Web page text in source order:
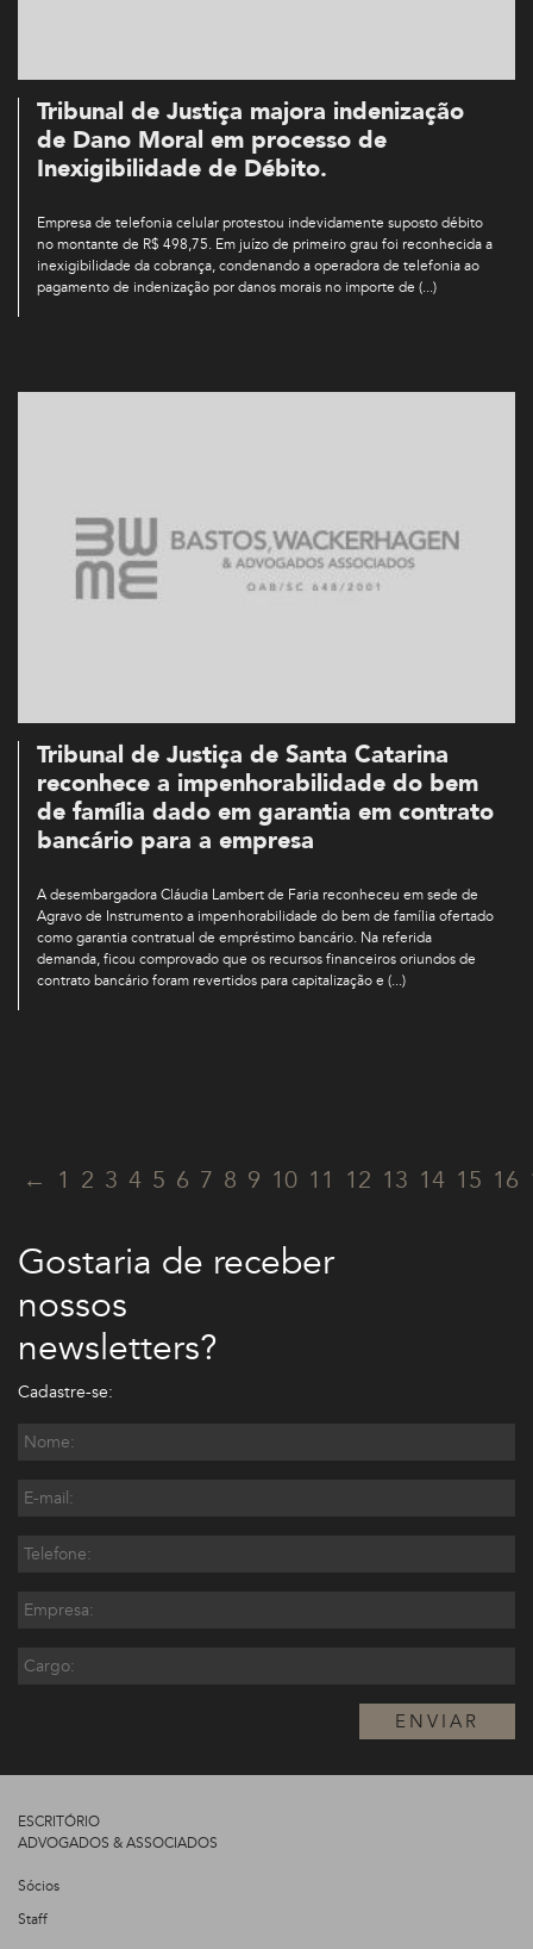
Tribunal de Justiça majora indenização
de Dano Moral em processo de
Inexigibilidade de Débito.
Empresa de telefonia celular protestou indevidamente suposto débito
no montante de R$ 498,75. Em juízo de primeiro grau foi reconhecida a
inexigibilidade da cobrança, condenando a operadora de telefonia ao
pagamento de indenização por danos morais no importe de (...)
Tribunal de Justiça de Santa Catarina
reconhece a impenhorabilidade do bem
de família dado em garantia em contrato
bancário para a empresa
A desembargadora Cláudia Lambert de Faria reconheceu em sede de
Agravo de Instrumento a impenhorabilidade do bem de família ofertado
como garantia contratual de empréstimo bancário. Na referida
demanda, ficou comprovado que os recursos financeiros oriundos de
contrato bancário foram revertidos para capitalização e (...)
← 1 2 3 4 5 6 7 8 9 10 11 12 13 14 15 16
Gostaria de receber
nossos
newsletters?
Cadastre-se:
ENVIAR
ESCRITÓRIO
ADVOGADOS & ASSOCIADOS
Sócios
Staff